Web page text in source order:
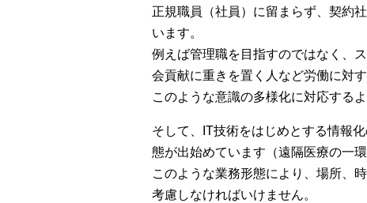
正規職員（社員）に留まらず、契約
います。
例えば管理職を目指すのではなく、
会貢献に重きを置く人など労働に対
このような意識の多様化に対応する
そして、IT技術をはじめとする情報
態が出始めています（遠隔医療の一
このような業務形態により、場所、
考慮しなければいけません。